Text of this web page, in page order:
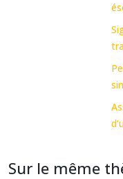
Sur le même